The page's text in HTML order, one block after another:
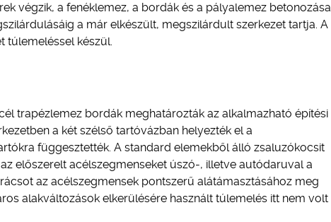
végzik, a fenéklemez, a bordák és a pályalemez betonozása
a már elkészült, megszilárdult szerkezet tartja. A
túlemeléssel készül.
trapézlemez bordák meghatározták az alkalmazható építési
a két szélső tartóvázban helyezték el a
függesztették. A standard elemekből álló zsaluzókocsit
előszerelt acélszegmenseket úszó-, illetve autódaruval a
az acélszegmensek pontszerű alátámasztásához meg
alakváltozások elkerülésére használt túlemelés itt nem volt